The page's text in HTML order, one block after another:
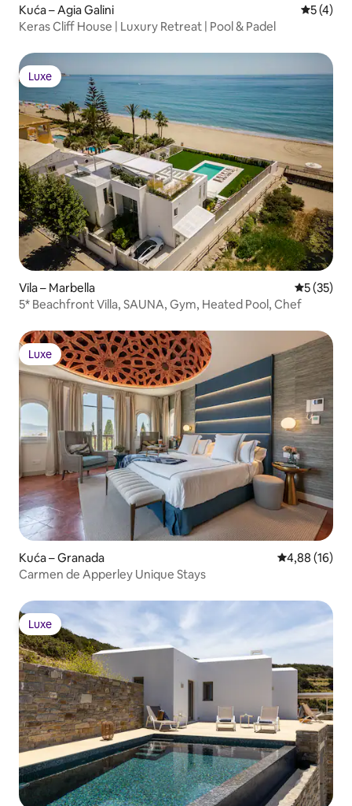
Kuća – Agia Galini
5 (4)
Keras Cliff House | Luxury Retreat | Pool & Padel
Luxe
Luxe
Vila – Marbella Prosječna
5 (35)
5* Beachfront Villa, SAUNA, Gym, Heated Pool, Chef
Luxe
Luxe
Kuća – Granada Prosječna
4,88 (16)
Carmen de Apperley Unique Stays
Luxe
Luxe